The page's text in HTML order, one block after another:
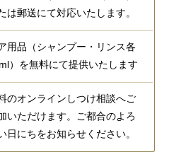
は郵送にて対応いたします。
用品（シャンプー・リンス各
）を無料にて提供いたします
のオンラインしつけ相談へご
いただけます。ご都合のよろ
日にちをお知らせください。